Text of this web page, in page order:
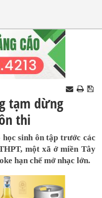
tạm dừng
thi
sinh ôn tập trước các
một xã ở miền Tây
hạn chế mở nhạc lớn.